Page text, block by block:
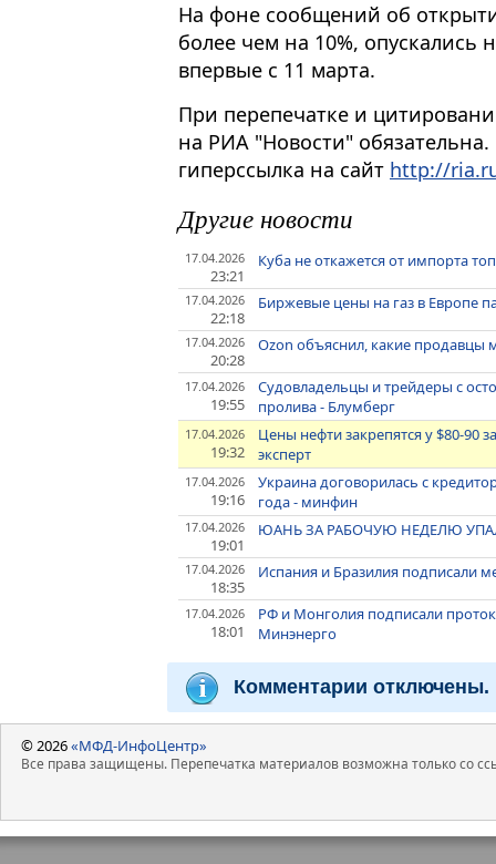
На фоне сообщений об
более чем на 10%, опускались
впервые с 11 марта.
При перепечатке и
на РИА "Новости"
гиперссылка на сайт http://
Другие новости
17.04.2026
23:21
Куба не откажется от импорта
17.04.2026
22:18
Биржевые цены на газ в Европе
17.04.2026
20:28
Ozon объяснил, какие продавцы
17.04.2026
19:55
Судовладельцы и трейдеры с
пролива - Блумберг
17.04.2026
19:32
Цены нефти закрепятся у $80-90
эксперт
17.04.2026
19:16
Украина договорилась с
года - минфин
17.04.2026
19:01
ЮАНЬ ЗА РАБОЧУЮ НЕДЕЛЮ
17.04.2026
18:35
Испания и Бразилия подписали
17.04.2026
18:01
РФ и Монголия подписали
Минэнерго
Комментарии отключены.
© 2026«МФД-ИнфоЦентр»
Все права защищены. Перепечатка материалов возможна только со